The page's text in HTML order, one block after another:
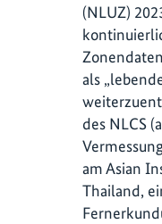
(NLUZ)
als
des NLCS
am Asian
Thailand,